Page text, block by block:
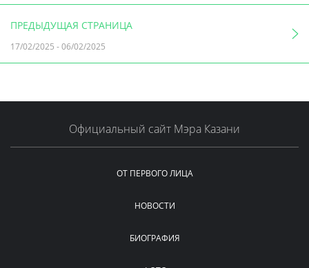
ПРЕДЫДУЩАЯ СТРАНИЦА
17/02/2025 -06/02/2025
Официальный сайт Мэра Казани
ОТ ПЕРВОГО ЛИЦА
НОВОСТИ
БИОГРАФИЯ